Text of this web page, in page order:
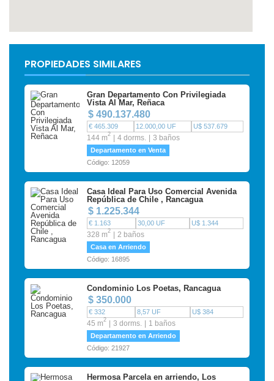
PROPIEDADES SIMILARES
Gran Departamento Con Privilegiada
Vista Al Mar, Reñaca
$ 490.137.480
€ 465.309 12.000,00 UF U$ 537.679
144 m2 4 dorms. 3 baños
Departamento en Venta
Código: 12059
Casa Ideal Para Uso Comercial Avenida
República de Chile , Rancagua
$ 1.225.344
€ 1.163 30,00 UF U$ 1.344
328 m2 2 baños
Casa en Arriendo
Código: 16895
Condominio Los Poetas, Rancagua
$ 350.000
€ 332 8,57 UF U$ 384
45 m2 3 dorms. 1 baños
Departamento en Arriendo
Código: 21927
Hermosa Parcela en arriendo, Los